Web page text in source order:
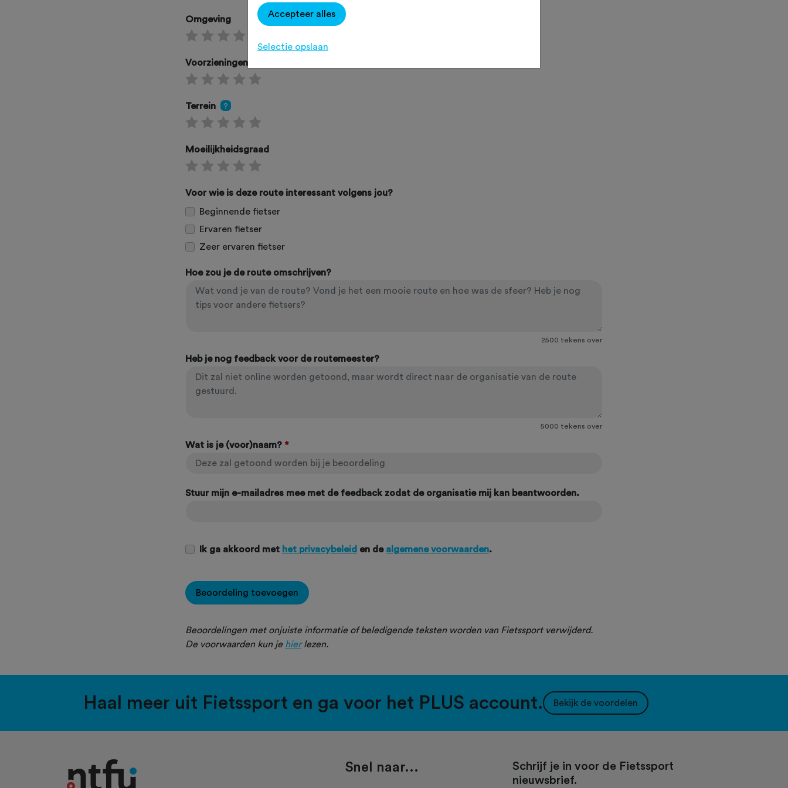
Omgeving
Voorzieningen
Terrein ?
Moeilijkheidsgraad
Voor wie is deze route interessant volgens jou?
Beginnende fietser
Ervaren fietser
Zeer ervaren fietser
Hoe zou je de route omschrijven?
2500 tekens over
Heb je nog feedback voor de routemeester?
5000 tekens over
Wat is je (voor)naam? *
Stuur mijn e-mailadres mee met de feedback zodat de organisatie mij kan beantwoorden.
Ik ga akkoord met het privacybeleid en de algemene voorwaarden.
Beoordeling toevoegen
Beoordelingen met onjuiste informatie of beledigende teksten worden van Fietssport verwijderd.
De voorwaarden kun je hierlezen.
Haal meer uit Fietssport en ga voor het PLUS account. Bekijk de voordelen
Snel naar...
Schrijf je in voor de Fietssport
nieuwsbrief.
Accepteer alles
Selectie opslaan